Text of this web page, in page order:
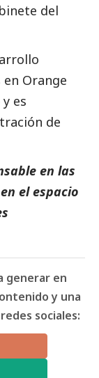
del
Orange
es
de
en las
el espacio
generar en
y una
sociales: